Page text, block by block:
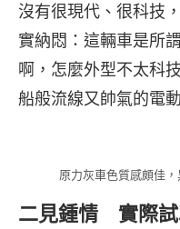
沒有很現代、很科技
實納悶：這輛車是所
啊，怎麼外型不太科
船般流線又帥氣的電
原力灰車色質感頗佳
二見鍾情 實際